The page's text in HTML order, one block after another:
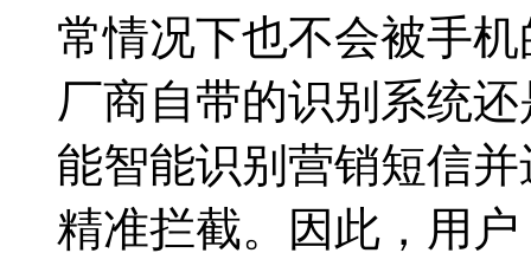
常情况下也不会被手
厂商自带的识别系统
能智能识别营销短信
精准拦截。因此，用户